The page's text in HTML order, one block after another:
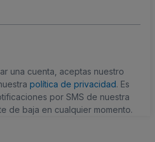
una cuenta, aceptas nuestro
política de privacidad. Es
por SMS de nuestra
de baja en cualquier momento.